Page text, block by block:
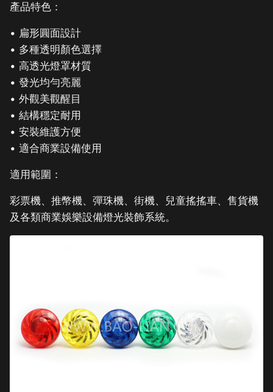
產品特色：
• 扁形圓面設計
• 多種透明顏色選擇
• 高透光燈罩材質
• 發光均勻亮麗
• 外觀美觀醒目
• 結構穩定耐用
• 安裝維護方便
• 適合商業設備使用
適用範圍：
彩票機、推幣機、彈珠機、街機、兒童搖搖車、售貨機
及各類商業娛樂設備燈光裝飾系統。